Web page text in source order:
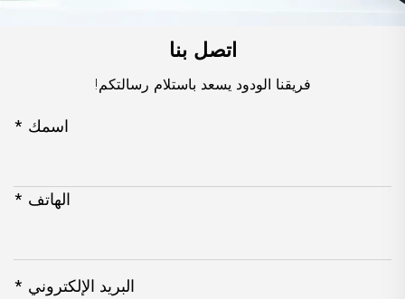
اتصل بنا
فريقنا الودود يسعد باستلام رسالتكم!
اسمك *
الهاتف *
البريد الإلكتروني *